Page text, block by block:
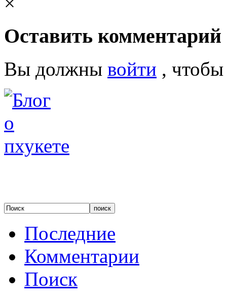
Оставить комментарий
Вы должны войти ,
Последние
Комментарии
Поиск